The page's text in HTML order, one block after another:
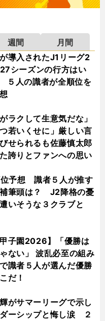
週間
月間
導入されたJ1リーグ2
シーズンの行方はい
人の識者が全順位を
ラクして生意気だな」
つ若いくせに」厳しい言
せられるも佐藤慎太郎
誇りとファンへの思い
予想 識者５人が推す
筆頭は？ J2降格の憂
いそうな３クラブと
甲子園2026】「優勝は
ない」 波乱必至の組み
識者５人が選んだ優勝
だ！
がサマーリーグで示し
ーシップと悔し涙 ２